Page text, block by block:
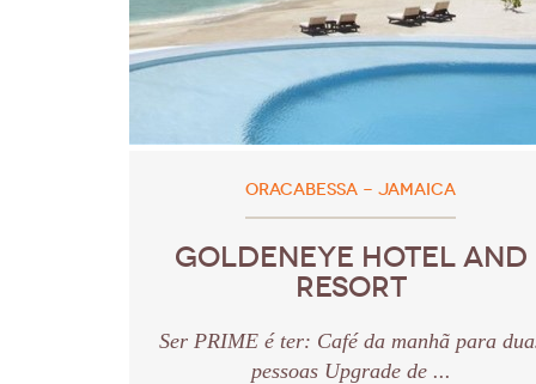
ORACABESSA - JAMAICA
GOLDENEYE HOTEL AND
RESORT
Ser PRIME é ter: Café da manhã para
pessoas Upgrade de ...